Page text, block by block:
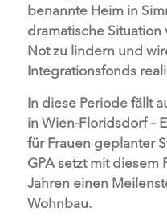
benannte Heim in
dramatische
Not zu lindern und
Integrationsfonds
In diese Periode fällt
in Wien-Floridsdorf –
für Frauen geplanter
GPA setzt mit diesem
Jahren einen
Wohnbau.